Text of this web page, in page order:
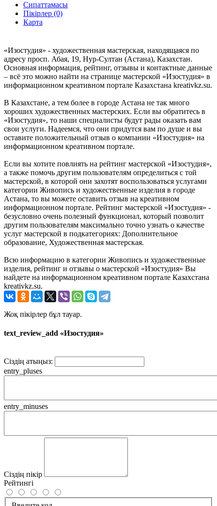
Сипаттамасы
Пікірлер (0)
Карта
«Изостудия» - художественная мастерская, находящаяся по
адресу просп. Абая, 19, Нур-Султан (Астана), Казахстан.
Основная информация, рейтинг, отзывы и контактные данные
– всё это можно найти на странице мастерской «Изостудия» в
информационном креативном портале Казахстана kreativkz.su.
В Казахстане, а тем более в городе Астана не так много
хороших художественных мастерских. Если вы обратитесь в
«Изостудия», то наши специалисты будут рады оказать вам
свои услуги. Надеемся, что они придутся вам по душе и вы
оставите положительный отзыв о компании «Изостудия» на
информационном креативном портале.
Если вы хотите повлиять на рейтинг мастерской «Изостудия»,
а также помочь другим пользователям определиться с той
мастерской, в которой они захотят воспользоваться услугами
категории Живопись и художественные изделия в городе
Астана, то вы можете оставить отзыв на креативном
информационном портале. Рейтинг мастерской «Изостудия» -
безусловно очень полезный функционал, который позволит
другим пользователям максимально точно узнать о качестве
услуг мастерской в подкатегориях: Дополнительное
образование, Художественная мастерская.
Всю информацию в категории Живопись и художественные
изделия, рейтинг и отзывы о мастерской «Изостудия» Вы
найдете на информационном креативном портале Казахстана
kreativkz.su.
Жоқ пікірлер бұл тауар.
text_review_add «Изостудия»
Сіздің атыңыз:
entry_pluses
entry_minuses
Сіздің пікір
Рейтингі